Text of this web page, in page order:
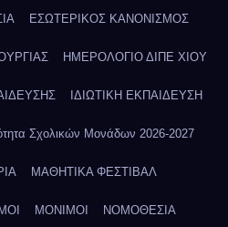
ΕΣΩΤΕΡΙΚΟΣ ΚΑΝΟΝΙΣΜΟΣ
ΗΜΕΡΟΛΟΓΙΟ ΔΙΠΕ ΧΙΟΥ
ΙΔΙΩΤΙΚΗ ΕΚΠΑΙΔΕΥΣΗ
Σχολικών Μονάδων 2026-2027
ΜΑΘΗΤΙΚΑ ΦΕΣΤΙΒΑΛ
ΜΟΝΙΜΟΙ ΝΟΜΟΘΕΣΙΑ